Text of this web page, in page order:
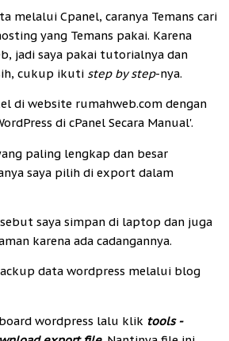
melalui Cpanel, caranya Temans cari
yang Temans pakai. Karena
jadi saya pakai tutorialnya dan
cukup ikuti step by step-nya.
di website rumahweb.com dengan
di cPanel Secara Manual'.
paling lengkap dan besar
saya pilih di export dalam
saya simpan di laptop dan juga
karena ada cadangannya.
data wordpress melalui blog
wordpress lalu klik tools -